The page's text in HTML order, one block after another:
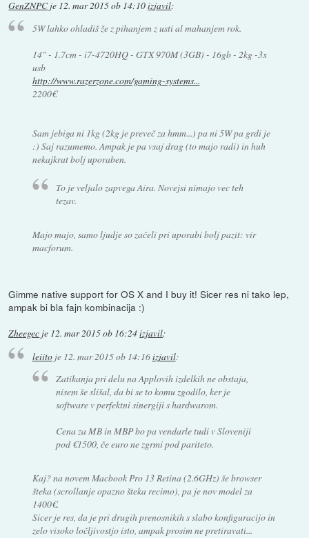
GenZNPCje 12. mar 2015 ob 14:10izjavil:
5W lahko ohladiš že z pihanjem z usti al mahanjem rok.
14" - 1.7cm - i7-4720HQ - GTX 970M (3GB) - 16gb - 2kg -3x
usb
http://www.razerzone.com/gaming-systems...
2200€
Sam jebiga ni 1kg (2kg je preveč za hmm...) pa ni 5W pa grdi je
:) Saj razumemo. Ampak je pa vsaj drag (to majo radi) in huh
nekajkrat bolj uporaben.
To je veljalo zapvega Aira. Novejsi nimajo vec teh
tezav.
Majo majo, samo ljudje so začeli pri uporabi bolj pazit: vir
macforum.
Gimme native support for OS X and I buy it! Sicer res ni tako lep,
ampak bi bla fajn kombinacija :)
Zheegec je 12. mar 2015 ob 16:24izjavil:
leiitoje 12. mar 2015 ob 14:16izjavil:
Zatikanja pri delu na Applovih izdelkih ne obstaja,
nisem še slišal, da bi se to komu zgodilo, ker je
software v perfektni sinergiji s hardwarom.
Cena za MB in MBP bo pa vendarle tudi v Sloveniji
pod €1500, če euro ne zgrmi pod pariteto.
Kaj? na novem Macbook Pro 13 Retina (2.6GHz) še browser
šteka (scrollanje opazno šteka recimo), pa je nov model za
1400€.
Sicer je res, da je pri drugih prenosnikih s slabo konfiguracijo in
zelo visoko ločljivostjo isto, ampak prosim ne pretiravati...